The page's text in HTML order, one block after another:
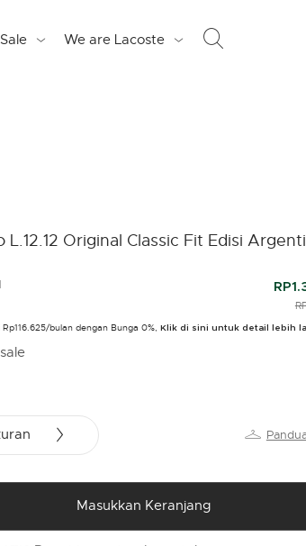
Sale We are Lacoste
L.12.12 Original Classic Fit Edisi
Rp116.625/bulan dengan Bunga 0%,Klik di sini untuk detail lebih
Masukkan Keranjang